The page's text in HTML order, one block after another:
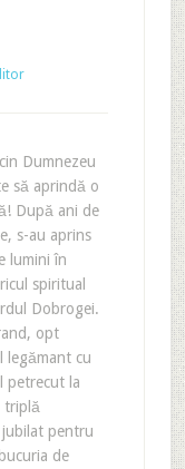
Dumnezeu
să aprindă o
După ani de
s-au aprins
lumini în
spiritual
Dobrogei.
opt
legămant cu
petrecut la
triplă
pentru
de